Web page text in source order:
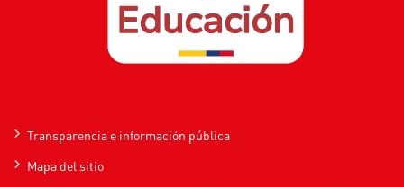
Transparencia e información pública
Mapa del sitio